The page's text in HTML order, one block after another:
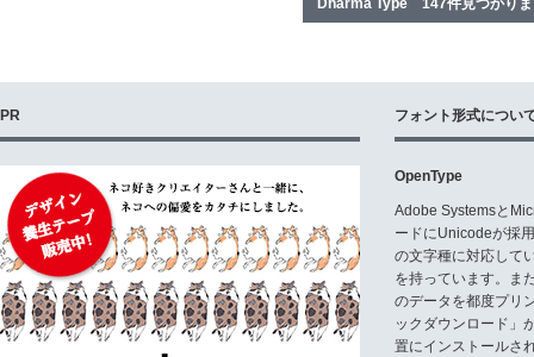
Dharma Type 147件見つかり
PR フォント形式につい
OpenType
Adobe Systemsと
ードにUnicodeが採
の文字種に対応して
を持っています。ま
のデータを都度プリ
ックダウンロード」
置にインストールさ